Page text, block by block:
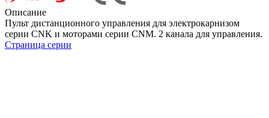
Описание
Пульт дистанционного управления для электрокарнизом
серии CNK и моторами серии CNM. 2 канала для управления.
Страница серии